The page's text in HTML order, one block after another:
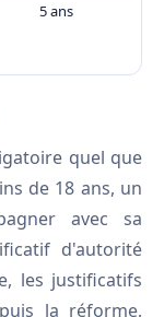
5 ans
quel que
de 18 ans, un
avec sa
d'autorité
les justificatifs
la réforme,